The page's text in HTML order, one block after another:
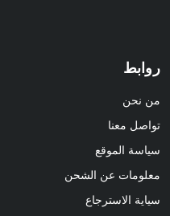
روابط
من نحن
تواصل معنا
سياسة الموقع
معلومات عن الشحن
سياية الاسترجاع